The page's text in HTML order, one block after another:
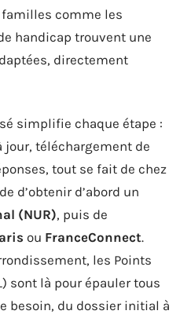
familles comme les
handicap trouvent une
directement
simplifie chaque étape :
jour, téléchargement de
tout se fait de chez
d’obtenir d’abord un
(NUR), puis de
ou FranceConnect.
les Points
sont là pour épauler tous
besoin, du dossier initial à